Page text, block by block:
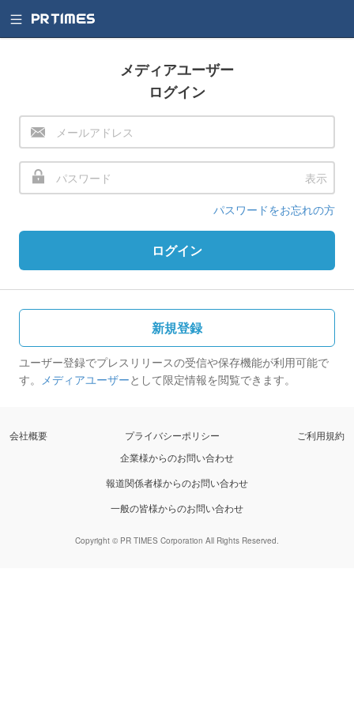
メディアユーザー
ログイン
表示
パスワードをお忘れの方
ログイン
新規登録
ユーザー登録でプレスリリースの受信や保存機能が利用可能で
す。 メディアユーザーとして限定情報を閲覧できます。
会社概要 プライバシーポリシー
ご利用規約
企業様からのお問い合わせ
報道関係者様からのお問い合わせ
一般の皆様からのお問い合わせ
Copyright © PR TIMES Corporation All Rights Reserved.